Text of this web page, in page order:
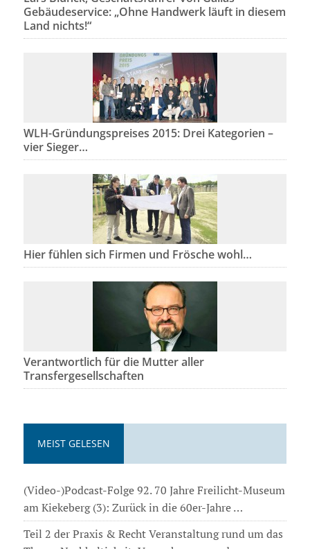
Gebäudeservice: „Ohne Handwerk läuft in diesem
Land nichts!“
WLH-Gründungspreises 2015: Drei Kategorien –
vier Sieger…
Hier fühlen sich Firmen und Frösche wohl…
Verantwortlich für die Mutter aller
Transfergesellschaften
MEIST GELESEN
(Video-)Podcast-Folge 92. 70 Jahre Freilicht-Museum
am Kiekeberg (3): Zurück in die 60er-Jahre …
Teil 2 der Praxis & Recht Veranstaltung rund um das